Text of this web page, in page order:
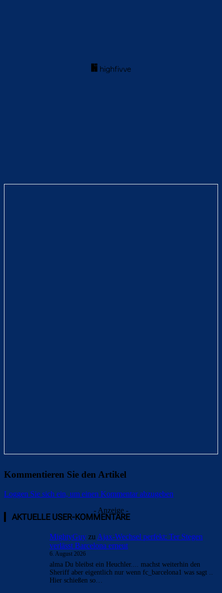
Kommentieren Sie den Artikel
Loggen Sie sich ein, um einen Kommentar abzugeben